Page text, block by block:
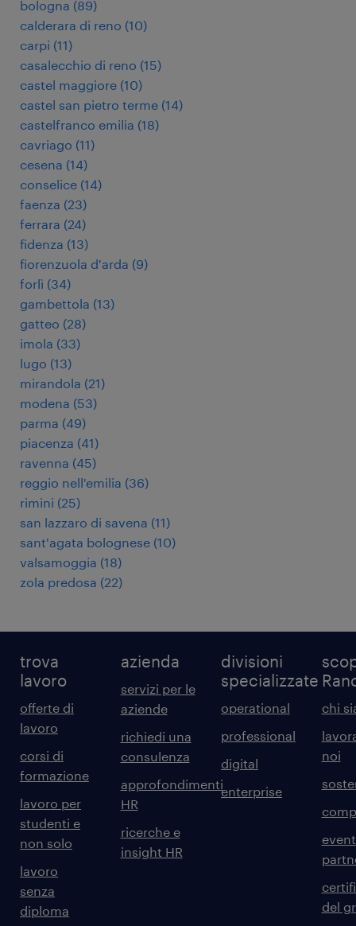
bologna (89)
calderara di reno (10)
carpi (11)
casalecchio di reno (15)
castel maggiore (10)
castel san pietro terme (14)
castelfranco emilia (18)
cavriago (11)
cesena (14)
conselice (14)
faenza (23)
ferrara (24)
fidenza (13)
fiorenzuola d'arda (9)
forlì (34)
gambettola (13)
gatteo (28)
imola (33)
lugo (13)
mirandola (21)
modena (53)
parma (49)
piacenza (41)
ravenna (45)
reggio nell'emilia (36)
rimini (25)
san lazzaro di savena (11)
sant'agata bolognese (10)
valsamoggia (18)
zola predosa (22)
trova
lavoro
offerte di
lavoro
corsi di
formazione
lavoro per
studenti e
non solo
lavoro
senza
diploma
azienda
servizi per le
aziende
richiedi una
consulenza
approfondimenti
HR
ricerche e
insight HR
divisioni
specializzate
operational
professional
digital
enterprise
chi
noi
del